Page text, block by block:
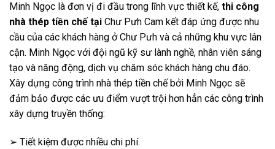
Minh Ngọc là đơn vị đi đầu trong lĩnh vực thiết kế, thi công
nhà thép tiền chế tại Chư Pưh Cam kết đáp ứng được nhu
cầu của các khách hàng ở Chư Pưh và cả những khu vực lân
cận. Minh Ngọc với đội ngũ kỹ sư lành nghề, nhân viên sáng
tạo và năng động, dịch vụ chăm sóc khách hàng chu đáo.
Xây dựng công trình nhà thép tiền chế bởi Minh Ngọc sẽ
đảm bảo được các ưu điểm vượt trội hơn hẳn các công trình
xây dựng truyền thống:
➢ Tiết kiệm được nhiều chi phí.